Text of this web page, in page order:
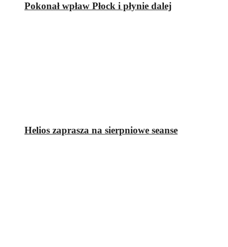
Pokonał wpław Płock i płynie dalej
Helios zaprasza na sierpniowe seanse